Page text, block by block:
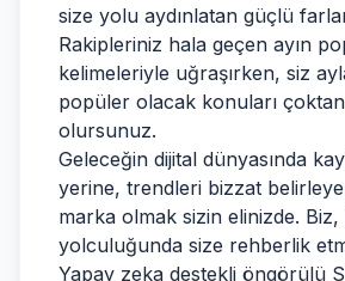
size yolu aydınlatan güçlü
Rakipleriniz hala geçen ayın
kelimeleriyle uğraşırken, siz
popüler olacak konuları
olursunuz.
Geleceğin dijital dünyasında
yerine, trendleri bizzat
marka olmak sizin elinizde.
yolculuğunda size rehberlik
Yapay zeka destekli öngörülü